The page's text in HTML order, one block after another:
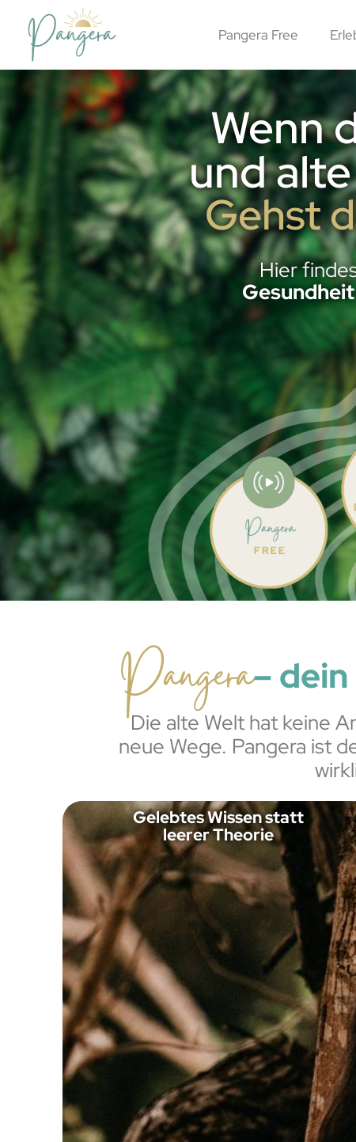
Pangera Free
Wenn
und
Gehst
Hier
Gesundheit
Pangera–
Die alte Welt hat keine
neue Wege. Pangera ist
Gelebtes Wissen statt
leerer Theorie